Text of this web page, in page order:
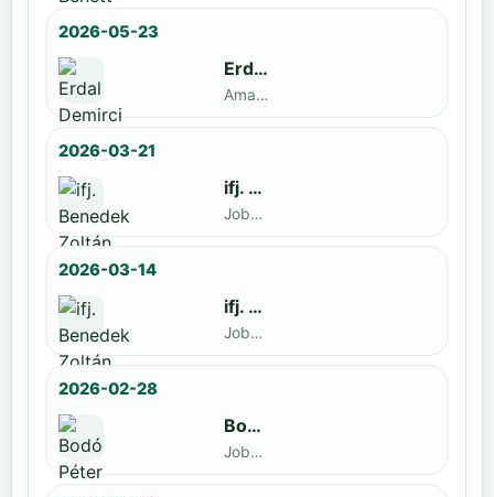
2026-05-23
Erdal Demirci
Amatőr · döntős: Enyedi Gergely
2026-03-21
ifj. Benedek Zoltán
Jobbak · döntős: Szatmári István
2026-03-14
ifj. Benedek Zoltán
Jobbak · döntős: id. Benedek Zoltán
2026-02-28
Bodó Péter
Jobbak · döntős: Kocsó Sándor